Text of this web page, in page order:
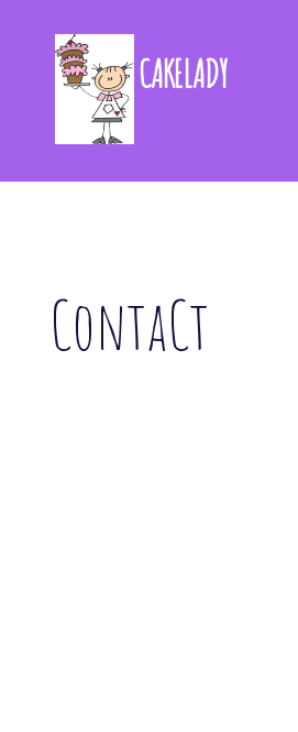
CAKELADY
ContaCt